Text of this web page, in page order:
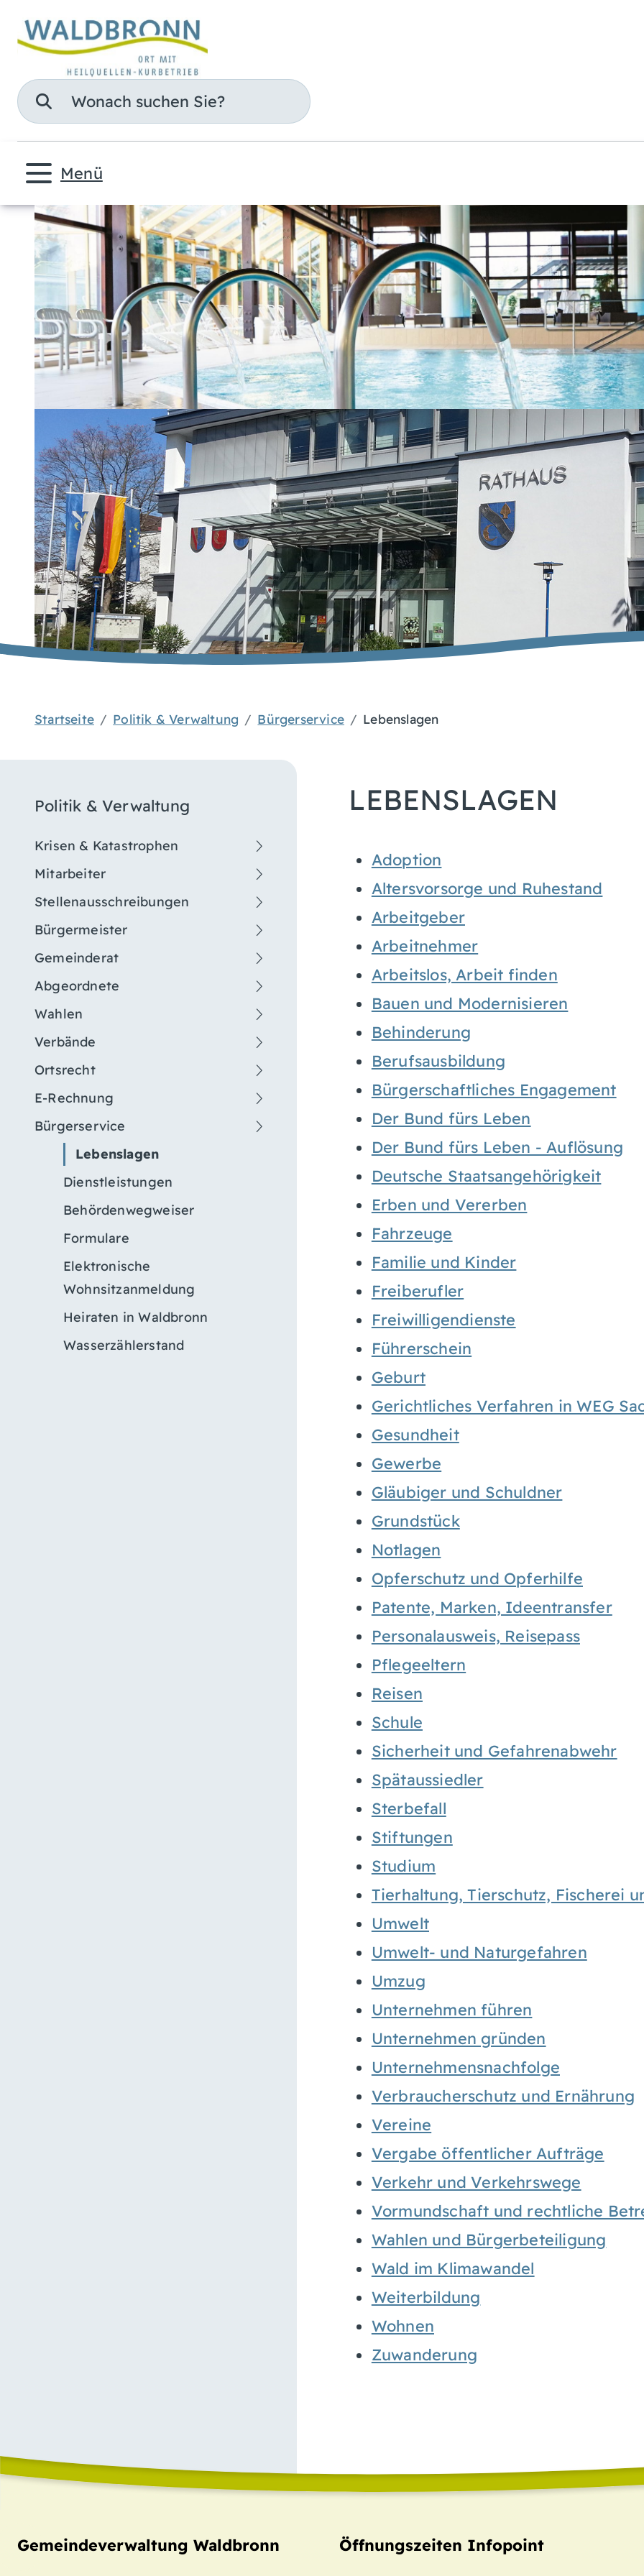
Suche
Menü
Startseite Politik & Verwaltung Bürgerservice Lebenslagen
Politik & Verwaltung
Krisen & Katastrophen
Mitarbeiter
Stellenausschreibungen
Bürgermeister
Gemeinderat
Abgeordnete
Wahlen
Verbände
Ortsrecht
E-Rechnung
Bürgerservice
Lebenslagen
Dienstleistungen
Behördenwegweiser
Formulare
Elektronische
Wohnsitzanmeldung
Heiraten in Waldbronn
Wasserzählerstand
LEBENSLAGEN
Adoption
Altersvorsorge und Ruhestand
Arbeitgeber
Arbeitnehmer
Arbeitslos, Arbeit finden
Bauen und Modernisieren
Behinderung
Berufsausbildung
Bürgerschaftliches Engagement
Der Bund fürs Leben
Der Bund fürs Leben - Auflösung
Deutsche Staatsangehörigkeit
Erben und Vererben
Fahrzeuge
Familie und Kinder
Freiberufler
Freiwilligendienste
Führerschein
Geburt
Gerichtliches Verfahren in WEG
Gesundheit
Gewerbe
Gläubiger und Schuldner
Grundstück
Notlagen
Opferschutz und Opferhilfe
Patente, Marken, Ideentransfer
Personalausweis, Reisepass
Pflegeeltern
Reisen
Schule
Sicherheit und Gefahrenabwehr
Spätaussiedler
Sterbefall
Stiftungen
Studium
Tierhaltung, Tierschutz, Fischerei
Umwelt
Umwelt- und Naturgefahren
Umzug
Unternehmen führen
Unternehmen gründen
Unternehmensnachfolge
Verbraucherschutz und Ernährung
Vereine
Vergabe öffentlicher Aufträge
Verkehr und Verkehrswege
Vormundschaft und rechtliche
Wahlen und Bürgerbeteiligung
Wald im Klimawandel
Weiterbildung
Wohnen
Zuwanderung
Gemeindeverwaltung Waldbronn Öffnungszeiten Infopoint